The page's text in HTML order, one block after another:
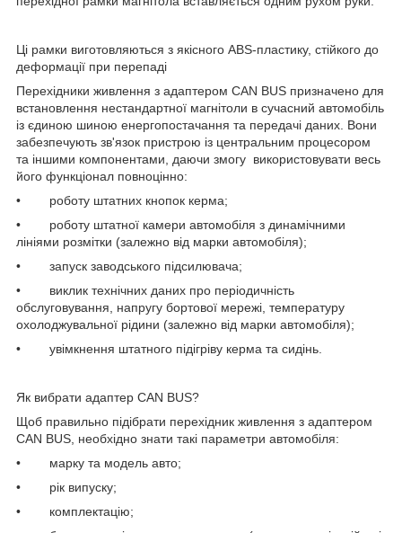
Ці рамки виготовляються з якісного ABS-пластику, стійкого до
деформації при перепаді
Перехідники живлення з адаптером CAN BUS призначено для
встановлення нестандартної магнітоли в сучасний автомобіль
із єдиною шиною енергопостачання та передачі даних. Вони
забезпечують зв'язок пристрою із центральним процесором
та іншими компонентами, даючи змогу використовувати весь
його функціонал повноцінно:
• роботу штатних кнопок керма;
• роботу штатної камери автомобіля з динамічними
лініями розмітки (залежно від марки автомобіля);
• запуск заводського підсилювача;
• виклик технічних даних про періодичність
обслуговування, напругу бортової мережі, температуру
охолоджувальної рідини (залежно від марки автомобіля);
• увімкнення штатного підігріву керма та сидінь.
Як вибрати адаптер CAN BUS?
Щоб правильно підібрати перехідник живлення з адаптером
CAN BUS, необхідно знати такі параметри автомобіля:
• марку та модель авто;
• рік випуску;
• комплектацію;